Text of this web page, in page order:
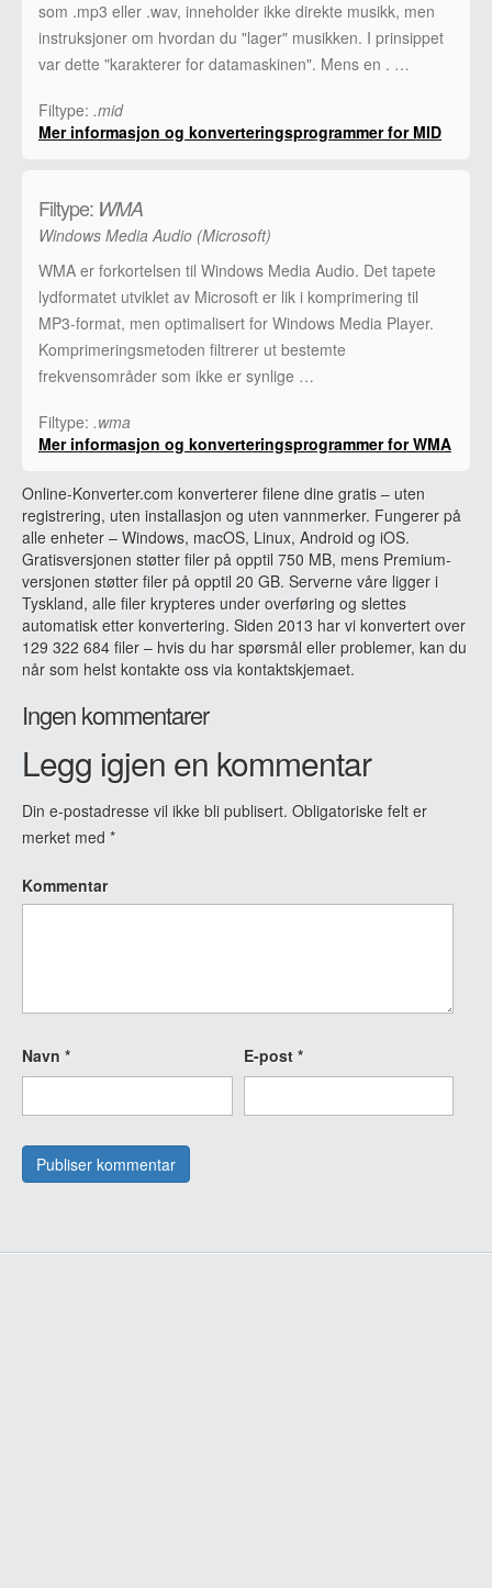
som .mp3 eller .wav, inneholder ikke direkte musikk, men
instruksjoner om hvordan du "lager" musikken. I prinsippet
var dette "karakterer for datamaskinen". Mens en . …
Filtype: .mid
Mer informasjon og konverteringsprogrammer for MID
Filtype: WMA
Windows Media Audio (Microsoft)
WMA er forkortelsen til Windows Media Audio. Det tapete
lydformatet utviklet av Microsoft er lik i komprimering til
MP3-format, men optimalisert for Windows Media Player.
Komprimeringsmetoden filtrerer ut bestemte
frekvensområder som ikke er synlige …
Filtype: .wma
Mer informasjon og konverteringsprogrammer for WMA
Online-Konverter.com konverterer filene dine gratis – uten
registrering, uten installasjon og uten vannmerker. Fungerer på
alle enheter – Windows, macOS, Linux, Android og iOS.
Gratisversjonen støtter filer på opptil 750 MB, mens Premium-
versjonen støtter filer på opptil 20 GB. Serverne våre ligger i
Tyskland, alle filer krypteres under overføring og slettes
automatisk etter konvertering. Siden 2013 har vi konvertert over
129 322 684 filer – hvis du har spørsmål eller problemer, kan du
når som helst kontakte oss via kontaktskjemaet.
Ingen kommentarer
Legg igjen en kommentar
Din e-postadresse vil ikke bli publisert. Obligatoriske felt er
merket med *
Kommentar
Navn * E-post *